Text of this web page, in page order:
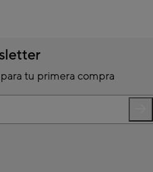
tu primera compra